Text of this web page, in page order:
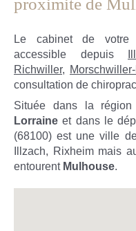
proximité de
Le cabinet de votre
accessible depuis
Richwiller,
consultation de
Située dans la région
Lorraine et dans le
(68100) est une ville
Illzach, Rixheim mais
entourent Mulhouse.